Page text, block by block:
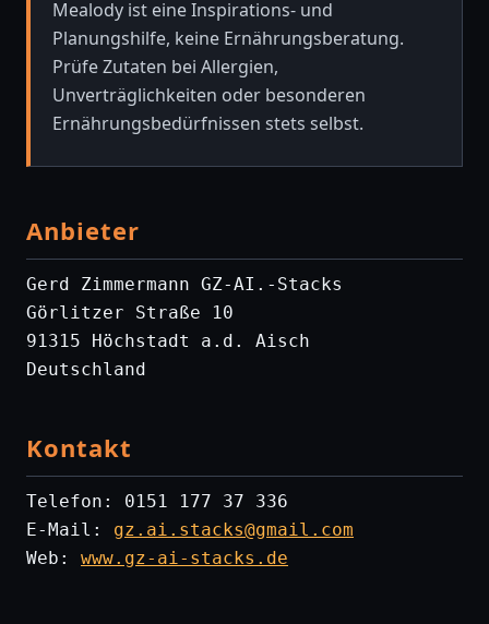
Mealody ist eine Inspirations- und
Planungshilfe, keine Ernährungsberatung.
Prüfe Zutaten bei Allergien,
Unverträglichkeiten oder besonderen
Ernährungsbedürfnissen stets selbst.
Anbieter
Gerd Zimmermann GZ-AI.-Stacks
Görlitzer Straße 10
91315 Höchstadt a.d. Aisch
Deutschland
Kontakt
Telefon: 0151 177 37 336
E-Mail: gz.ai.stacks@gmail.com
Web: www.gz-ai-stacks.de